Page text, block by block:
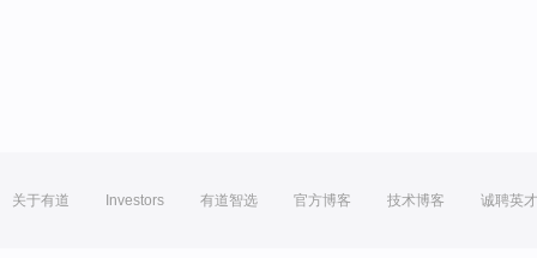
关于有道 Investors 有道智选 官方博客 技术博客 诚聘英才